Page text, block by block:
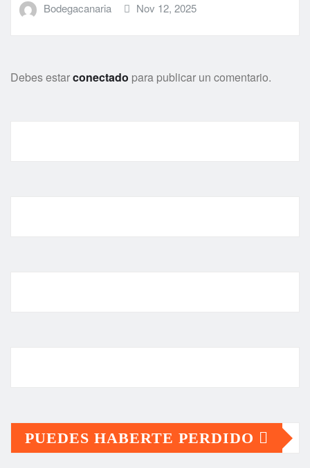
Bodegacanaria Nov 12, 2025
Debes estarconectado para publicar un comentario.
PUEDES HABERTE PERDIDO